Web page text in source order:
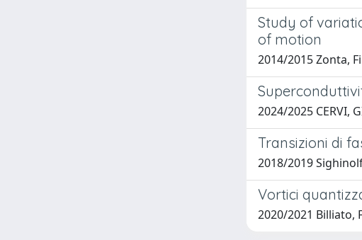
Study of
of motion
2014/2015 Zonta,
2024/2025 CERVI,
Transizioni di
2018/2019
Vortici
2020/2021 Billiato,